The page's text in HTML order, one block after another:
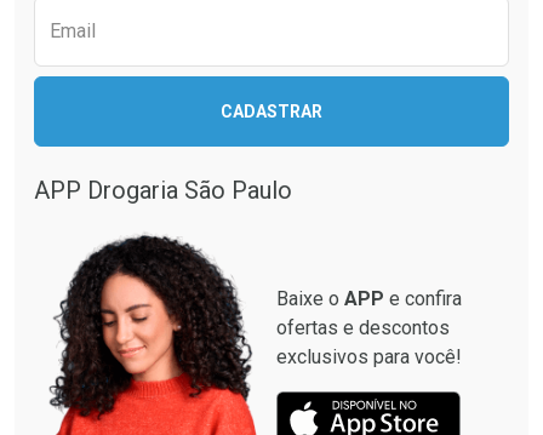
Email
CADASTRAR
APP Drogaria São Paulo
Baixe o APP e confira
ofertas e descontos
exclusivos para você!